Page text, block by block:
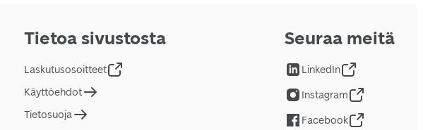
Tietoa sivustosta
Laskutusosoitteet
Käyttöehdot
Tietosuoja
Seuraa meitä
LinkedIn
Instagram
Facebook